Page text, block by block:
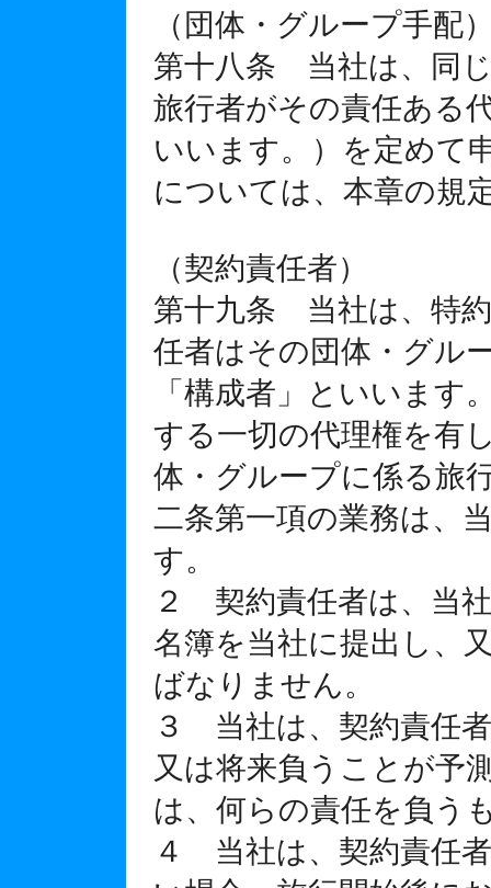
（団体・グループ手配
第十八条 当社は、同
旅行者がその責任ある
いいます。）を定めて
については、本章の規
（契約責任者）
第十九条 当社は、特
任者はその団体・グル
「構成者」といいます
する一切の代理権を有
体・グループに係る旅
二条第一項の業務は、
す。
２ 契約責任者は、当
名簿を当社に提出し、
ばなりません。
３ 当社は、契約責任
又は将来負うことが予
は、何らの責任を負う
４ 当社は、契約責任